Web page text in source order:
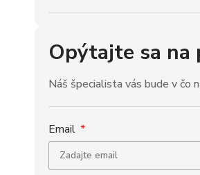
Opýtajte sa
Náš špecialista vás bude v čo
Email